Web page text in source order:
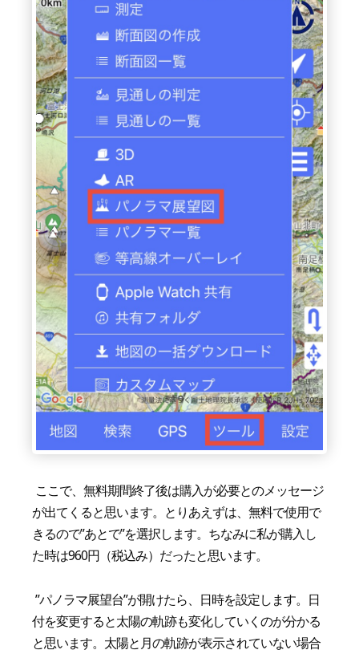
ここで、無料期間終了後は購入が必要とのメッセージ
が出てくると思います。とりあえずは、無料で使用で
きるので”あとで”を選択します。ちなみに私が購入し
た時は960円（税込み）だったと思います。
”パノラマ展望台”が開けたら、日時を設定します。日
付を変更すると太陽の軌跡も変化していくのが分かる
と思います。太陽と月の軌跡が表示されていない場合